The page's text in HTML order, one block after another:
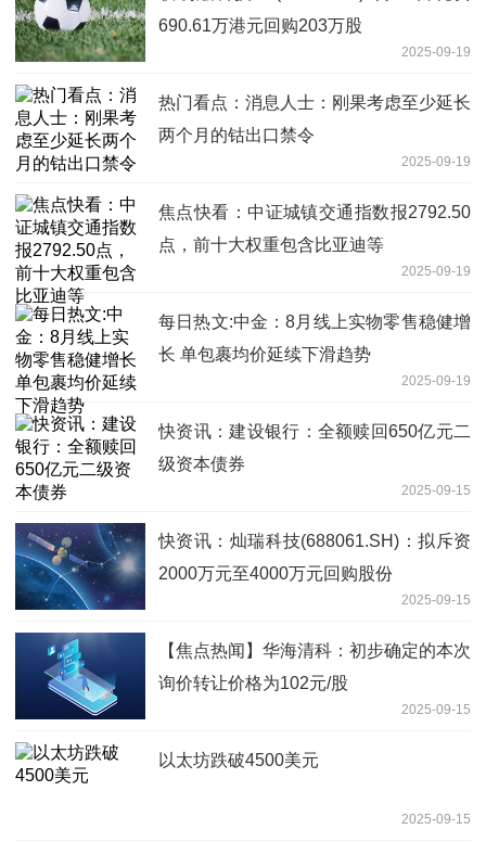
690.61万港元回购203万股
2025-09-19
热门看点：消息人士：刚果考虑至少延长
两个月的钴出口禁令
2025-09-19
焦点快看：中证城镇交通指数报2792.50
点，前十大权重包含比亚迪等
2025-09-19
每日热文:中金：8月线上实物零售稳健增
长 单包裹均价延续下滑趋势
2025-09-19
快资讯：建设银行：全额赎回650亿元二
级资本债券
2025-09-15
快资讯：灿瑞科技(688061.SH)：拟斥资
2000万元至4000万元回购股份
2025-09-15
【焦点热闻】华海清科：初步确定的本次
询价转让价格为102元/股
2025-09-15
以太坊跌破4500美元
2025-09-15